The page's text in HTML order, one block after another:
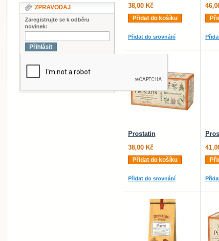
ZPRAVODAJ
Zaregistrujte se k odběru
novinek:
Přihlásit
38,00 Kč
Přidat do košíku
Přidat do srovnání
Prostatin
38,00 Kč
Přidat do košíku
Přidat do srovnání